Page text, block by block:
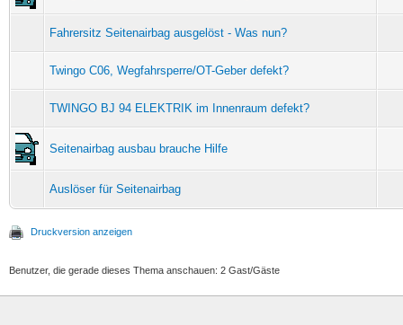
Fahrersitz Seitenairbag ausgelöst - Was nun?
Twingo C06, Wegfahrsperre/OT-Geber defekt?
TWINGO BJ 94 ELEKTRIK im Innenraum defekt?
Seitenairbag ausbau brauche Hilfe
Auslöser für Seitenairbag
Druckversion anzeigen
Benutzer, die gerade dieses Thema anschauen: 2 Gast/Gäste